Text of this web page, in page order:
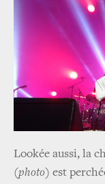
Lookée aussi, la
(photo) est